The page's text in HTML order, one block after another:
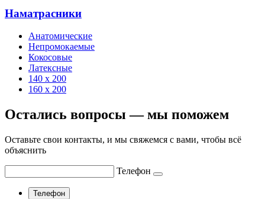
Наматрасники
Анатомические
Непромокаемые
Кокосовые
Латексные
140 х 200
160 х 200
Остались вопросы — мы поможем
Оставьте свои контакты, и мы свяжемся с вами, чтобы всё
объяснить
Телефон
Телефон